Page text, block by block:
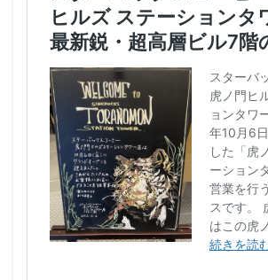
検索